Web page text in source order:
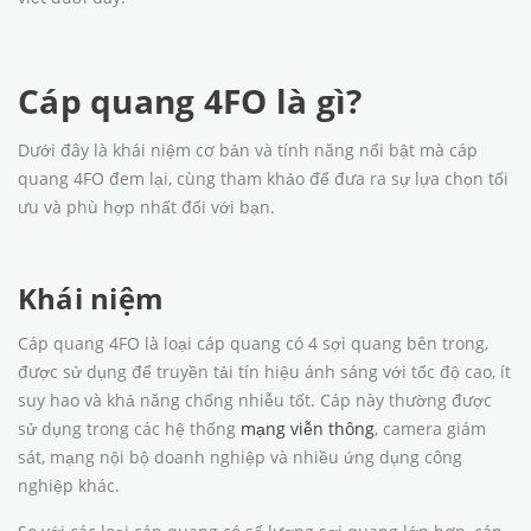
Cáp quang 4FO là gì?
Dưới đây là khái niệm cơ bản và tính năng nổi bật mà cáp
quang 4FO đem lại, cùng tham khảo để đưa ra sự lựa chọn tối
ưu và phù hợp nhất đối với bạn.
Khái niệm
Cáp quang 4FO là loại cáp quang có 4 sợi quang bên trong,
được sử dụng để truyền tải tín hiệu ánh sáng với tốc độ cao, ít
suy hao và khả năng chống nhiễu tốt. Cáp này thường được
sử dụng trong các hệ thống mạng viễn thông, camera giám
sát, mạng nội bộ doanh nghiệp và nhiều ứng dụng công
nghiệp khác.